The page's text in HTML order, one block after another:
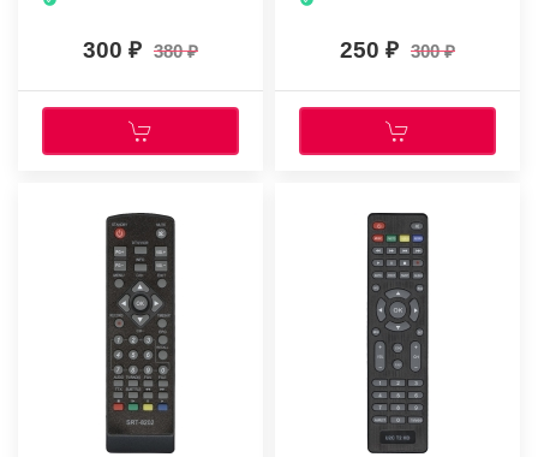
300 380 250 300